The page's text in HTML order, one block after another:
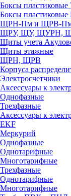
Боксы
Боксы пластиковые
ЩРН-Пм и ЩРВ-Пм
ЩРУ, ЩУ, ЩУРН,
Щиты учета
Щиты этажные
ЩРН, ЩРВ
Корпуса
Электросчетчики
Аксессуары к
Однофазные
Трехфазные
Аксессуары к
EKF
Меркурий
Однофазные
Однотарифные
Многотарифные
Трехфазные
Однотарифные
Многотарифные